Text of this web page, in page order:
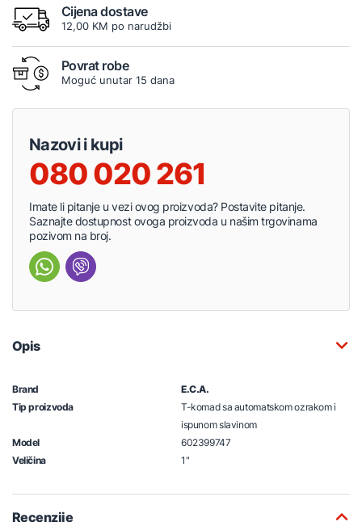
Cijena dostave
12,00 KM po narudžbi
Povrat robe
Moguć unutar 15 dana
Nazovi i kupi
080 020 261
Imate li pitanje u vezi ovog proizvoda? Postavite pitanje.
Saznajte dostupnost ovoga proizvoda u našim trgovinama
pozivom na broj.
Opis
Brand
E.C.A.
Tip proizvoda
T-komad sa automatskom ozrakom i
ispunom slavinom
Model
602399747
Veličina
1"
Recenzije